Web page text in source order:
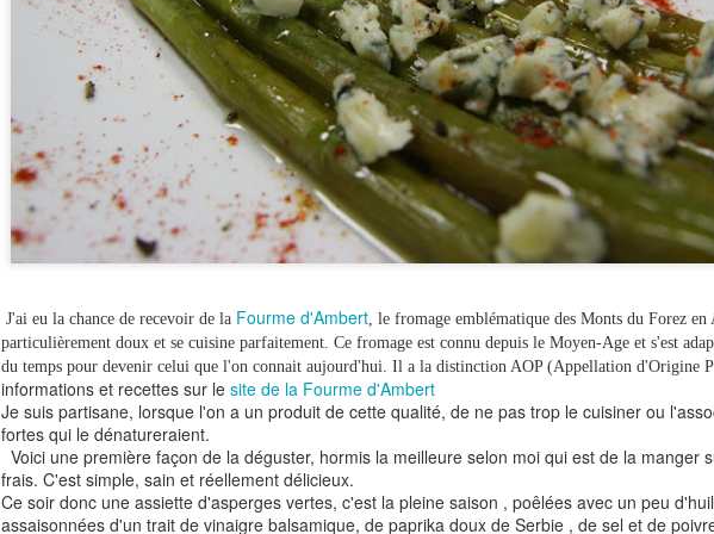
J'ai eu la chance de recevoir de la Fourme d'Ambert, le fromage emblématique des Monts du Forez en
particulièrement doux et se cuisine parfaitement. Ce fromage est connu depuis le Moyen-Age et s'est
du temps pour devenir celui que l'on connait aujourd'hui. Il a la distinction AOP (Appellation d'Origine
informations et recettes sur le site de la Fourme d'Ambert
Je suis partisane, lorsque l'on a un produit de cette qualité, de ne pas trop le cuisiner ou
fortes qui le dénatureraient.
Voici une première façon de la déguster, hormis la meilleure selon moi qui est de la manger
frais. C'est simple, sain et réellement délicieux.
Ce soir donc une assiette d'asperges vertes, c'est la pleine saison , poêlées avec un peu
assaisonnées d'un trait de vinaigre balsamique, de paprika doux de Serbie , de sel et de
droite désormais et même si la météo est
sera de bonne augure.